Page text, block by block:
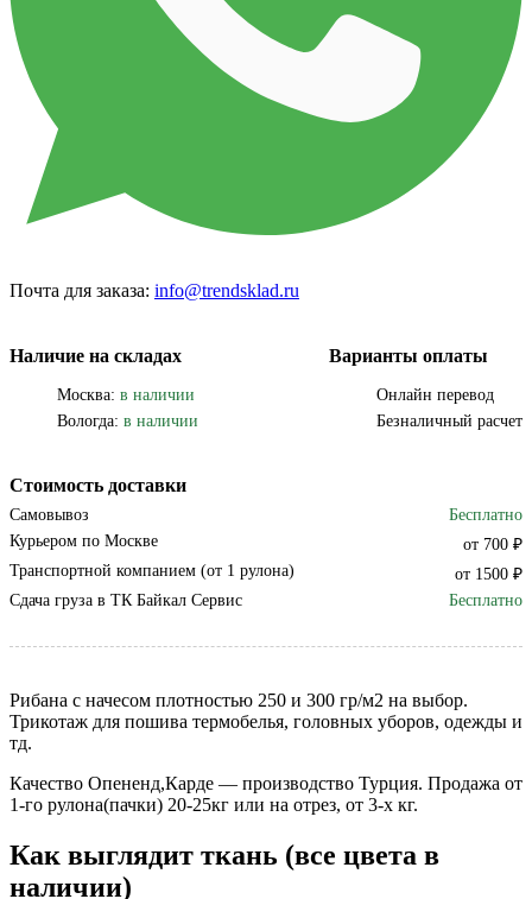
Почта для заказа: info@trendsklad.ru
Наличие на складах
Москва: в наличии
Вологда: в наличии
Варианты оплаты
Онлайн перевод
Безналичный расчет
Стоимость доставки
Самовывоз
Бесплатно
Курьером по Москве
от 700 ₽
Транспортной компанием (от 1 рулона)
от 1500 ₽
Сдача груза в ТК Байкал Сервис
Бесплатно
Рибана с начесом плотностью 250 и 300 гр/м2 на выбор.
Трикотаж для пошива термобелья, головных уборов, одежды и
тд.
Качество Опененд,Карде — производство Турция. Продажа от
1-го рулона(пачки) 20-25кг или на отрез, от 3-х кг.
Как выглядит ткань (все цвета в
наличии)